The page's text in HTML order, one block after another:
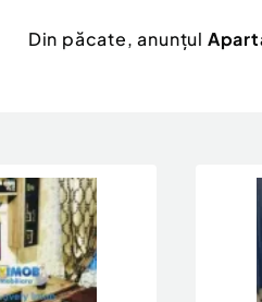
Din păcate, anunțul